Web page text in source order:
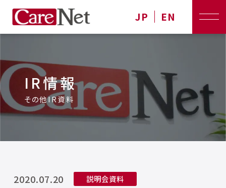
JP EN
IR情報
その他IR資料
2020.07.20 説明会資料